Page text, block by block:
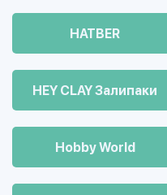
HATBER
HEY CLAY Залипаки
Hobby World